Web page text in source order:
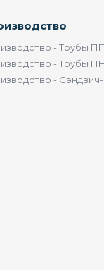
- Трубы
- Трубы
-